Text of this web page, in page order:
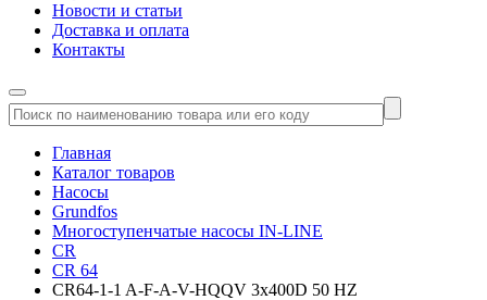
Новости и статьи
Доставка и оплата
Контакты
Главная
Каталог товаров
Насосы
Grundfos
Многоступенчатые насосы IN-LINE
CR
CR 64
CR64-1-1 A-F-A-V-HQQV 3x400D 50 HZ